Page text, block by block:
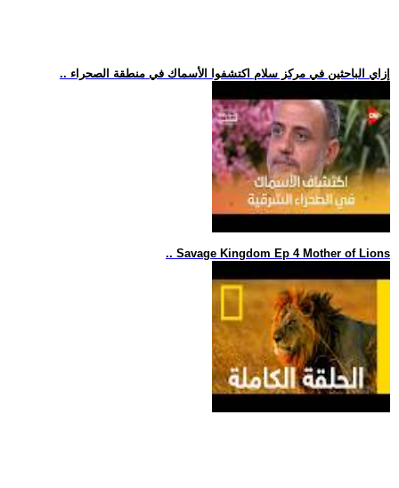
.. إزاي الباحثين في مركز سلام اكتشفوا الأسماك في منطقة الصحراء
.. Savage Kingdom Ep 4 Mother of Lions